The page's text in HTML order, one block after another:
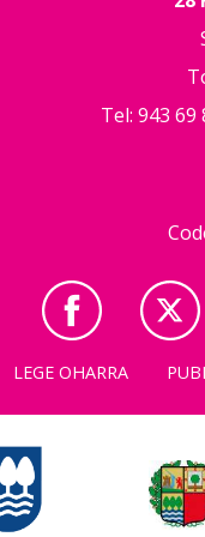
Tel: 943 69
LEGE OHARRA